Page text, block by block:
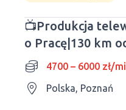
📺Produkcja
o Pracę|130 km
4700 – 6000 zł/
Polska, Poznań